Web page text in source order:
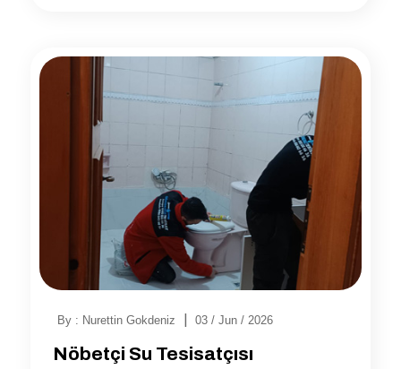
By : Nurettin Gokdeniz 03 / Jun / 2026
Nöbetçi Su Tesisatçısı